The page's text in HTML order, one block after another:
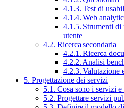
4.1.3. Test di
4.1.4. Web
4.1.5. Strumenti di
utente
4.2. Ricerca secondaria
4.2.1. Ricerca
4.2.2. Analisi
4.2.3. Valutazione
5. Progettazione dei servizi
5.1. Cosa sono i servizi
5.2. Progettare servizi